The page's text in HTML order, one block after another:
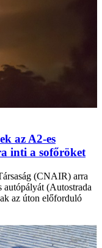
az A2-es
inti a sofőröket
(CNAIR) arra
(Autostrada
az úton előforduló